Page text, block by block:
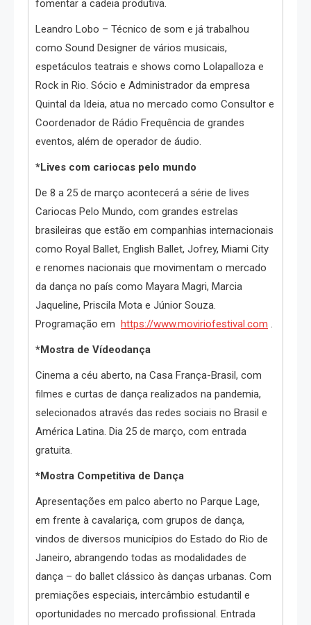
fomentar a cadeia produtiva.
Leandro Lobo – Técnico de som e já trabalhou
como Sound Designer de vários musicais,
espetáculos teatrais e shows como Lolapalloza e
Rock in Rio. Sócio e Administrador da empresa
Quintal da Ideia, atua no mercado como Consultor e
Coordenador de Rádio Frequência de grandes
eventos, além de operador de áudio.
*Lives com cariocas pelo mundo
De 8 a 25 de março acontecerá a série de lives
Cariocas Pelo Mundo, com grandes estrelas
brasileiras que estão em companhias internacionais
como Royal Ballet, English Ballet, Jofrey, Miami City
e renomes nacionais que movimentam o mercado
da dança no país como Mayara Magri, Marcia
Jaqueline, Priscila Mota e Júnior Souza.
Programação em https://www.moviriofestival.com .
*Mostra de Vídeodança
Cinema a céu aberto, na Casa França-Brasil, com
filmes e curtas de dança realizados na pandemia,
selecionados através das redes sociais no Brasil e
América Latina. Dia 25 de março, com entrada
gratuita.
*Mostra Competitiva de Dança
Apresentações em palco aberto no Parque Lage,
em frente à cavalariça, com grupos de dança,
vindos de diversos municípios do Estado do Rio de
Janeiro, abrangendo todas as modalidades de
dança – do ballet clássico às danças urbanas. Com
premiações especiais, intercâmbio estudantil e
oportunidades no mercado profissional. Entrada